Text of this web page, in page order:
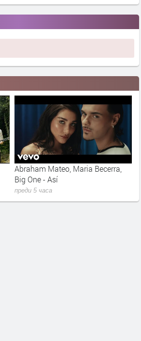
Abraham Mateo, Maria Becerra,
Big One - Así
преди 5 часа